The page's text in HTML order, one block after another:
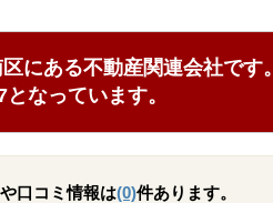
にある不動産関連会社です。
なっています。
口コミ情報は(0)件あります。